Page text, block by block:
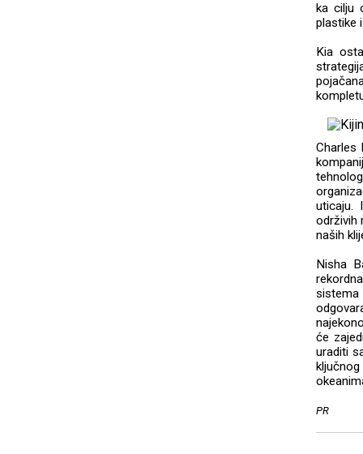
ka cilju
plastike
Kia
Charles
uticaju.
održivih
naših
Nisha
će
uraditi
PR